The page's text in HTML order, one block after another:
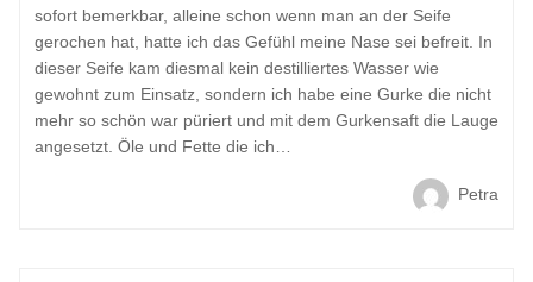
sofort bemerkbar, alleine schon wenn man an der Seife
gerochen hat, hatte ich das Gefühl meine Nase sei befreit. In
dieser Seife kam diesmal kein destilliertes Wasser wie
gewohnt zum Einsatz, sondern ich habe eine Gurke die nicht
mehr so schön war püriert und mit dem Gurkensaft die Lauge
angesetzt. Öle und Fette die ich…
Petra